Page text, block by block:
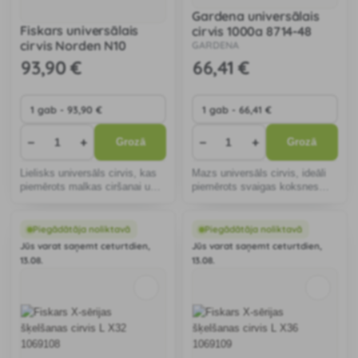
Fiskars universālais
cirvis Norden N10
1051143
93,90 €
− + Grozā
Lielisks universāls cirvis, kas
piemērots malkas ciršanai un
māju.
Gardena universālais
cirvis 1000a 8714-48
GARDENA
66,41 €
− + Grozā
Mazs universāls cirvis, ideāli
piemērots svaigas koksnes
Piegādātāja noliktavā
Jūs varat saņemt ceturtdien,
13.08.
Piegādātāja noliktavā
Jūs varat saņemt ceturtdien,
13.08.